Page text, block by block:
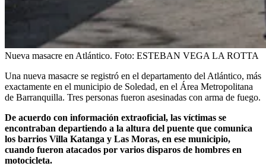
Nueva masacre en Atlántico. Foto: ESTEBAN VEGA LA ROTTA
Una nueva masacre se registró en el departamento del Atlántico, más
exactamente en el municipio de Soledad, en el Área Metropolitana
de Barranquilla. Tres personas fueron asesinadas con arma de fuego.
De acuerdo con información extraoficial, las víctimas se
encontraban departiendo a la altura del puente que comunica
los barrios Villa Katanga y Las Moras, en ese municipio,
cuando fueron atacados por varios disparos de hombres en
motocicleta.